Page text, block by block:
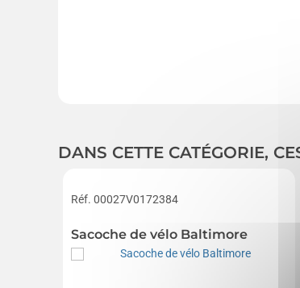
DANS CETTE CATÉGORIE,
Réf. 00027V0172384
Sacoche de vélo Baltimore